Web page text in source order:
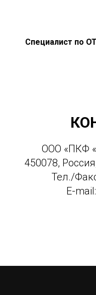
Специалист по
ООО «ПКФ
450078,
Тел./
E-mail: